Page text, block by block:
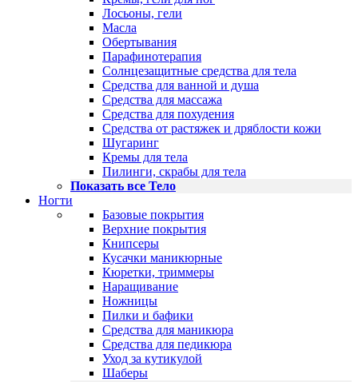
Лосьоны, гели
Масла
Обертывания
Парафинотерапия
Солнцезащитные средства для тела
Средства для ванной и душа
Средства для массажа
Средства для похудения
Средства от растяжек и дряблости кожи
Шугаринг
Кремы для тела
Пилинги, скрабы для тела
Показать все Тело
Ногти
Базовые покрытия
Верхние покрытия
Книпсеры
Кусачки маникюрные
Кюретки, триммеры
Наращивание
Ножницы
Пилки и бафики
Средства для маникюра
Средства для педикюра
Уход за кутикулой
Шаберы